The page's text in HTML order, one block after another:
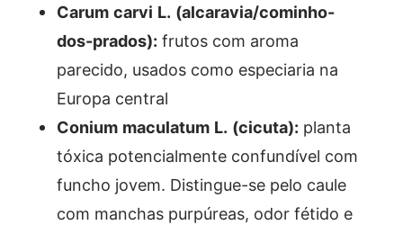
Carum carvi L. (alcaravia/cominho-
dos-prados): frutos com aroma
parecido, usados como especiaria na
Europa central
Conium maculatum L. (cicuta): planta
tóxica potencialmente confundível com
funcho jovem. Distingue-se pelo caule
com manchas purpúreas, odor fétido e